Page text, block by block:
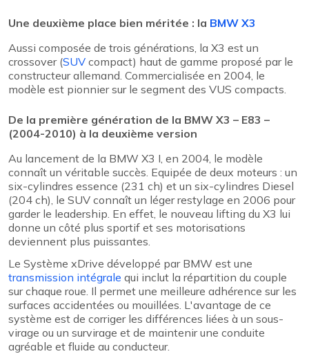
Une deuxième place bien méritée : la BMW X3
Aussi composée de trois générations, la X3 est un
crossover (SUV compact) haut de gamme proposé par le
constructeur allemand. Commercialisée en 2004, le
modèle est pionnier sur le segment des VUS compacts.
De la première génération de la BMW X3 – E83 –
(2004-2010) à la deuxième version
Au lancement de la BMW X3 I, en 2004, le modèle
connaît un véritable succès. Equipée de deux moteurs : un
six-cylindres essence (231 ch) et un six-cylindres Diesel
(204 ch), le SUV connaît un léger restylage en 2006 pour
garder le leadership. En effet, le nouveau lifting du X3 lui
donne un côté plus sportif et ses motorisations
deviennent plus puissantes.
Le Système xDrive développé par BMW est une
transmission intégrale qui inclut la répartition du couple
sur chaque roue. Il permet une meilleure adhérence sur les
surfaces accidentées ou mouillées. L'avantage de ce
système est de corriger les différences liées à un sous-
virage ou un survirage et de maintenir une conduite
agréable et fluide au conducteur.